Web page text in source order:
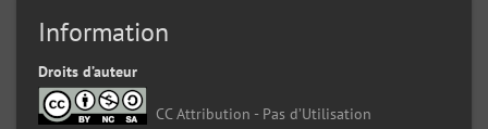
Information
Droits d’auteur
CC Attribution - Pas d’Utilisation